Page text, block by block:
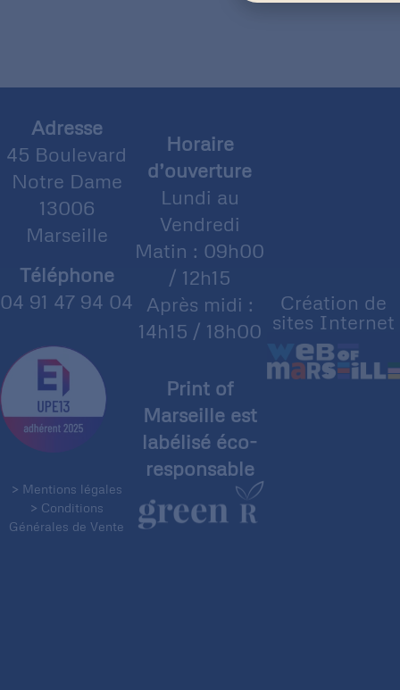
Adresse
45 Boulevard
Notre Dame
13006
Marseille
Téléphone
04 91 47 94 04
> Mentions légales
> Conditions
Générales de Vente
Horaire
d’ouverture
Lundi au
Vendredi
Matin : 09h00
/ 12h15
Après midi :
14h15 / 18h00
Print of
Marseille est
labélisé éco-
responsable
Création de
sites Internet